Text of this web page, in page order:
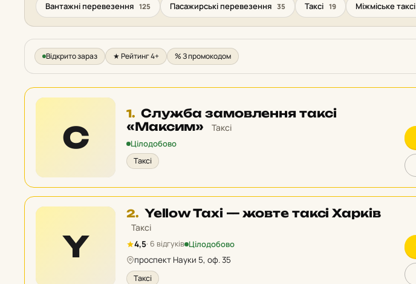
Вантажні перевезення 125 Пасажирські перевезення 35 Таксі 19 Міжміське таксі
Відкрито зараз ★ Рейтинг 4+ % З промокодом
С
1. Місце
1
у
рейтингу:
Служба замовлення таксі
«Максим»
Таксі
Цілодобово
Таксі
Y
2. Місце
2
у
рейтингу:
Yellow Taxi — жовте таксі Харків
Таксі
4,5· 6 відгуків Цілодобово
проспект Науки 5, оф. 35
Таксі